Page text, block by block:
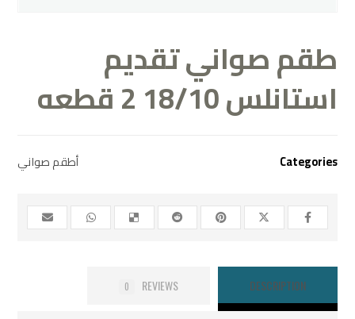
طقم صواني تقديم
استانلس 18/10 2 قطعه
Categories أطقم صواني
DESCRIPTION
REVIEWS
0